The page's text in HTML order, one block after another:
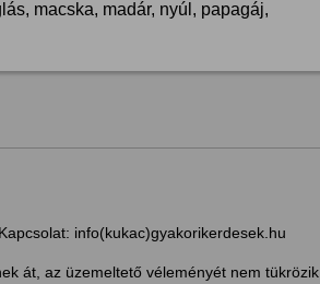
macska, madár, nyúl, papagáj,
info(kukac)gyakorikerdesek.hu
át, az üzemeltető véleményét nem tükrözik.